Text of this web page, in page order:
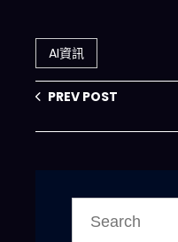
怎麼把「合規」變
成「戰場」？
AI資訊
PREV POST